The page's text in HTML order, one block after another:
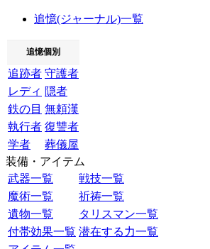
追憶(ジャーナル)一覧
追憶個別
追跡者 守護者
レディ 隠者
鉄の目 無頼漢
執行者 復讐者
学者
葬儀屋
装備・アイテム
武器一覧
戦技一覧
魔術一覧
祈祷一覧
遺物一覧
タリスマン一覧
付帯効果一覧 潜在する力一覧